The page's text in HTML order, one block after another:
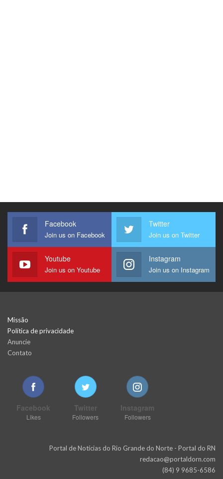
Facebook
Join us on Facebook
Twitter
Join us on Twitter
Youtube
Join us on Youtube
Instagram
Join us on Instagram
Missão
Política de privacidade
Anuncie
Contato
Facebook
Likes
Twitter
Followers
Instagram
Followers
Portal de Notícias do Rio Grande do Norte - Portal do RN
redacao@portaldorn.com
(84) 9 9685-6586